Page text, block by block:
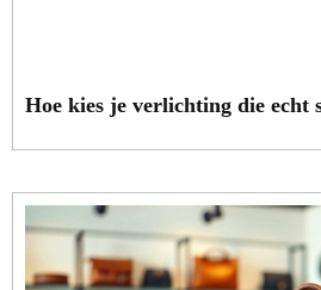
Hoe kies je verlichting die echt